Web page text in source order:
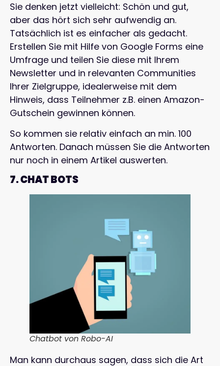
Sie denken jetzt vielleicht: Schön und gut,
aber das hört sich sehr aufwendig an.
Tatsächlich ist es einfacher als gedacht.
Erstellen Sie mit Hilfe von Google Forms eine
Umfrage und teilen Sie diese mit Ihrem
Newsletter und in relevanten Communities
Ihrer Zielgruppe, idealerweise mit dem
Hinweis, dass Teilnehmer z.B. einen Amazon-
Gutschein gewinnen können.
So kommen sie relativ einfach an min. 100
Antworten. Danach müssen Sie die Antworten
nur noch in einem Artikel auswerten.
7. CHAT BOTS
Chatbot von Robo-AI
Man kann durchaus sagen, dass sich die Art